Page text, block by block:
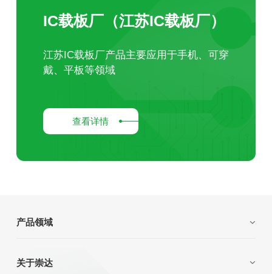
IC载板厂（江苏IC载板厂）
江苏IC载板厂产品主要应用于手机、可穿
戴、平板等领域
查看详情
产品领域
关于崇达